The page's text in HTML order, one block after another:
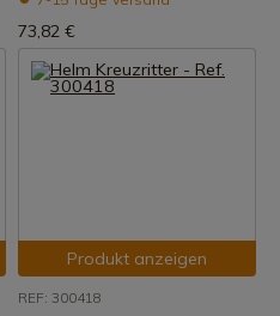
73,82 €
Produkt anzeigen
REF: 300418